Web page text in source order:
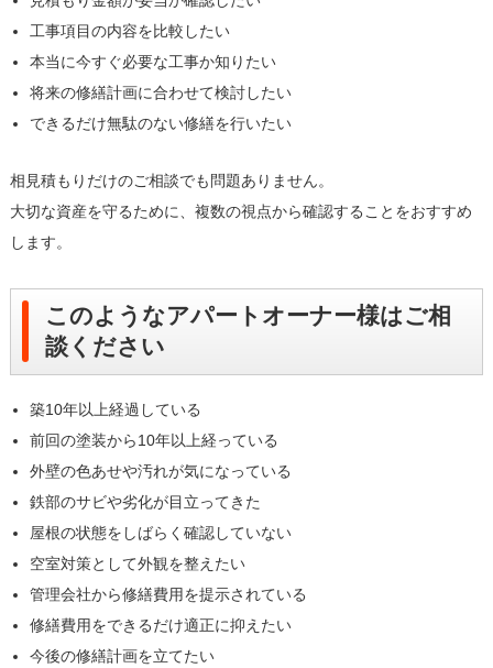
工事項目の内容を比較したい
本当に今すぐ必要な工事か知りたい
将来の修繕計画に合わせて検討したい
できるだけ無駄のない修繕を行いたい
相見積もりだけのご相談でも問題ありません。
大切な資産を守るために、複数の視点から確認することをおすすめ
します。
このようなアパートオーナー様はご相
談ください
築10年以上経過している
前回の塗装から10年以上経っている
外壁の色あせや汚れが気になっている
鉄部のサビや劣化が目立ってきた
屋根の状態をしばらく確認していない
空室対策として外観を整えたい
管理会社から修繕費用を提示されている
修繕費用をできるだけ適正に抑えたい
今後の修繕計画を立てたい